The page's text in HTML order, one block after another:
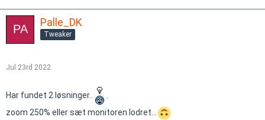
Palle_DK
Tweaker
Jul 23rd 2022
Har fundet 2 løsninger..
.
zoom 250% eller sæt monitoren lodret...